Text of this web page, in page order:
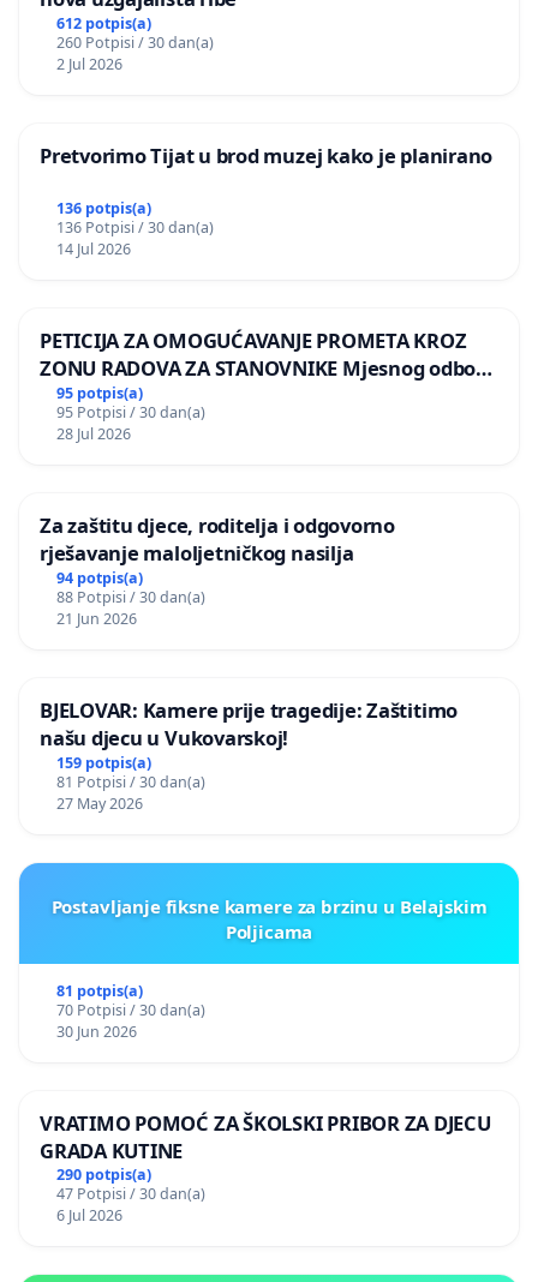
612 potpis(a)
260 Potpisi / 30 dan(a)
2 Jul 2026
Pretvorimo Tijat u brod muzej kako je planirano
136 potpis(a)
136 Potpisi / 30 dan(a)
14 Jul 2026
PETICIJA ZA OMOGUĆAVANJE PROMETA KROZ
ZONU RADOVA ZA STANOVNIKE Mjesnog odbora
Kamensko i Lemić Brdo
95 potpis(a)
95 Potpisi / 30 dan(a)
28 Jul 2026
Za zaštitu djece, roditelja i odgovorno
rješavanje maloljetničkog nasilja
94 potpis(a)
88 Potpisi / 30 dan(a)
21 Jun 2026
BJELOVAR: Kamere prije tragedije: Zaštitimo
našu djecu u Vukovarskoj!
159 potpis(a)
81 Potpisi / 30 dan(a)
27 May 2026
Postavljanje fiksne kamere za brzinu u Belajskim
Poljicama
81 potpis(a)
70 Potpisi / 30 dan(a)
30 Jun 2026
VRATIMO POMOĆ ZA ŠKOLSKI PRIBOR ZA DJECU
GRADA KUTINE
290 potpis(a)
47 Potpisi / 30 dan(a)
6 Jul 2026